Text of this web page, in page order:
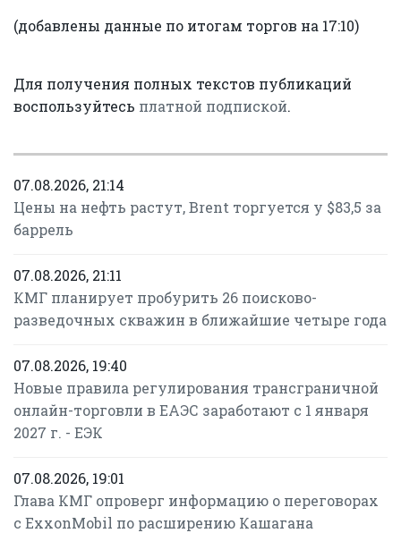
(добавлены данные по итогам торгов на 17:10)
Для получения полных текстов публикаций
воспользуйтесь платной подпиской.
07.08.2026, 21:14
Цены на нефть растут, Brent торгуется у $83,5 за
баррель
07.08.2026, 21:11
КМГ планирует пробурить 26 поисково-
разведочных скважин в ближайшие четыре года
07.08.2026, 19:40
Новые правила регулирования трансграничной
онлайн-торговли в ЕАЭС заработают с 1 января
2027 г. - ЕЭК
07.08.2026, 19:01
Глава КМГ опроверг информацию о переговорах
с ExxonMobil по расширению Кашагана